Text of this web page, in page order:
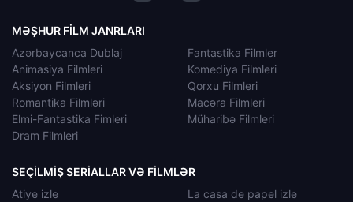
MƏŞHUR FILM JANRLARI
Azərbaycanca Dublaj
Animasiya Filmleri
Aksiyon Filmleri
Romantika Filmləri
Elmi-Fantastika Fimleri
Dram Filmleri
Fantastika Filmler
Komediya Filmleri
Qorxu Filmleri
Macəra Filmleri
Müharibə Filmleri
SEÇILMIŞ SERIALLAR VƏ FILMLƏR
Atiye izle
La casa de papel izle